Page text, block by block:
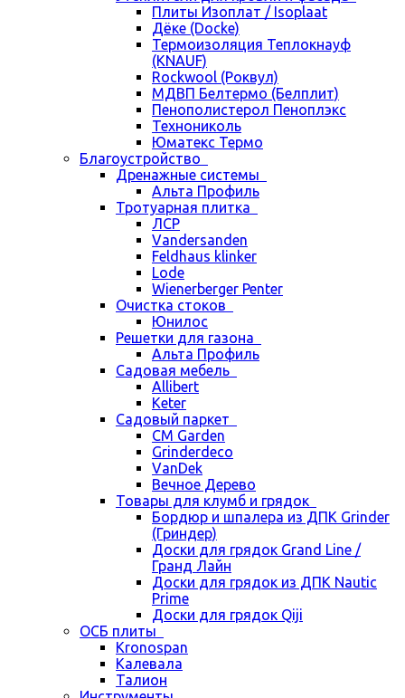
Плиты Изоплат / Isoplaat
Дёке (Docke)
Термоизоляция Теплокнауф
(KNAUF)
Rockwool (Роквул)
МДВП Белтермо (Белплит)
Пенополистерол Пеноплэкс
Технониколь
Юматекс Термо
Благоустройство
Дренажные системы
Альта Профиль
Тротуарная плитка
ЛСР
Vandersanden
Feldhaus klinker
Lode
Wienerberger Penter
Очистка стоков
Юнилос
Решетки для газона
Альта Профиль
Садовая мебель
Allibert
Keter
Садовый паркет
CM Garden
Grinderdeco
VanDek
Вечное Дерево
Товары для клумб и грядок
Бордюр и шпалера из ДПК Grinder
(Гриндер)
Доски для грядок Grand Line /
Гранд Лайн
Доски для грядок из ДПК Nautic
Prime
Доски для грядок Qiji
ОСБ плиты
Kronospan
Калевала
Талион